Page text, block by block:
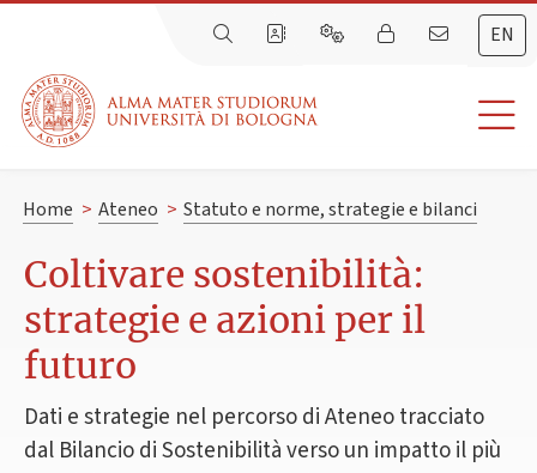
EN
Home > Ateneo > Statuto e norme, strategie e bilanci
Coltivare sostenibilità:
strategie e azioni per il
futuro
Dati e strategie nel percorso di Ateneo tracciato
dal Bilancio di Sostenibilità verso un impatto il più